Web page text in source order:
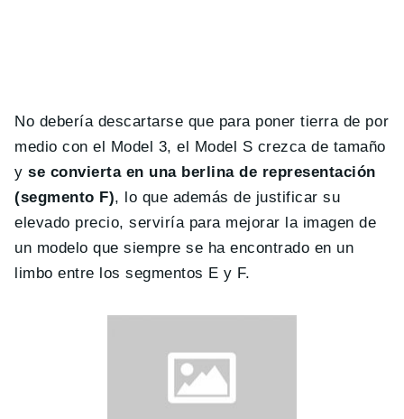
No debería descartarse que para poner tierra de por
medio con el Model 3, el Model S crezca de tamaño
y se convierta en una berlina de representación
(segmento F), lo que además de justificar su
elevado precio, serviría para mejorar la imagen de
un modelo que siempre se ha encontrado en un
limbo entre los segmentos E y F.